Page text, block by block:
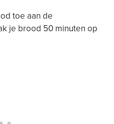
toe aan de
je brood 50 minuten op